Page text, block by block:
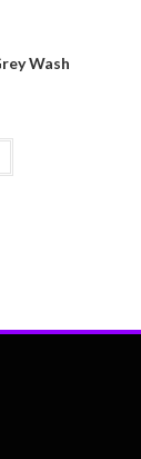
Wash